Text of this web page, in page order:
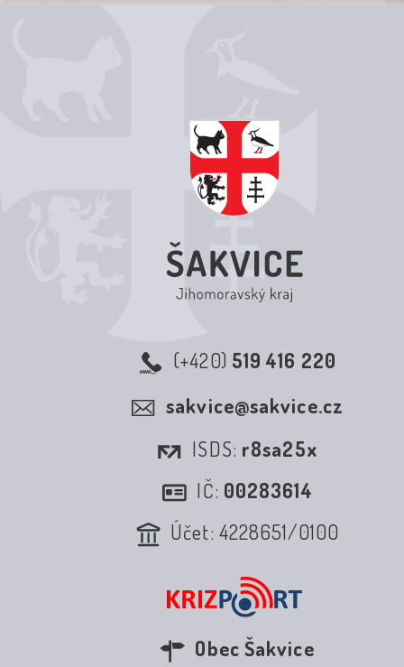
(+420) 519 416 220
sakvice@sakvice.cz
ISDS: r8sa25x
IČ: 00283614
Účet: 4228651/0100
Obec Šakvice